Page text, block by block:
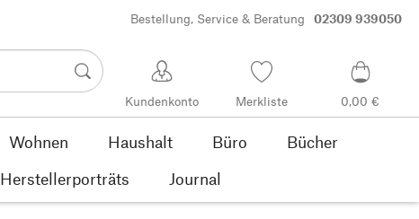
Bestellung, Service & Beratung 02309 939050
Kundenkonto Merkliste 0,00 €
Wohnen Haushalt Büro
Bücher
Herstellerporträts Journal